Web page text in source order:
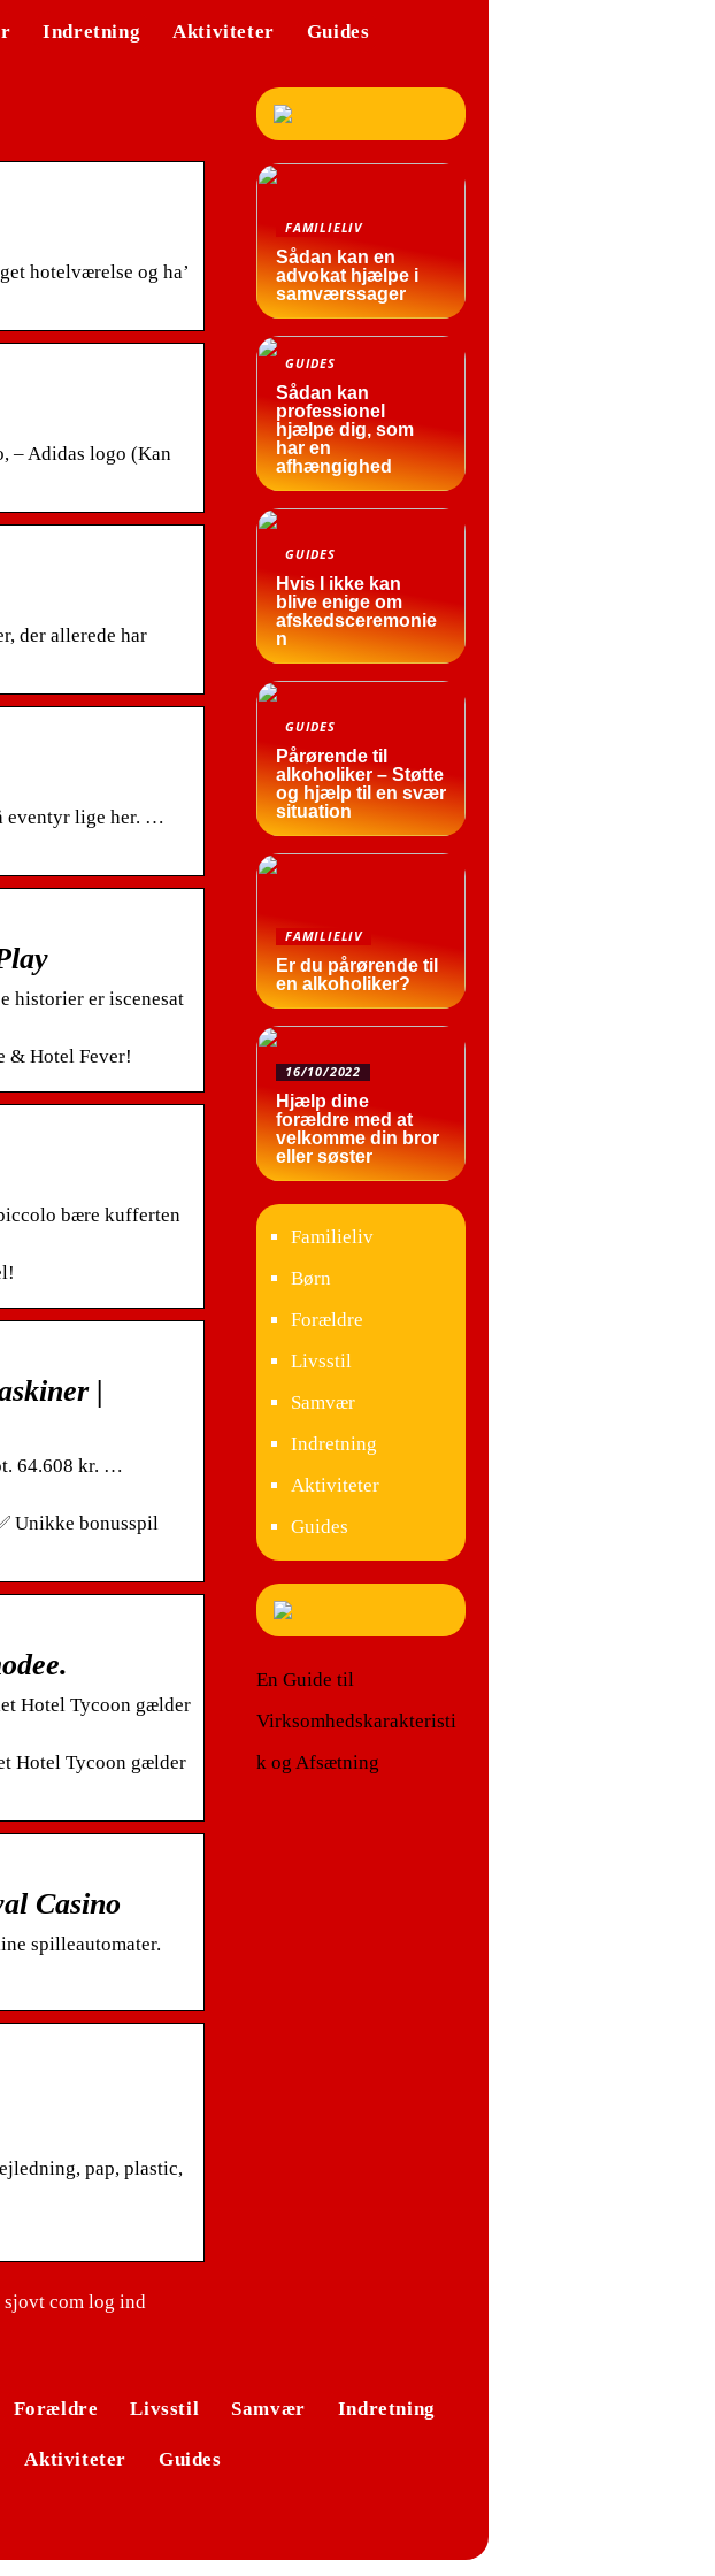
Indretning Aktiviteter Guides
hotelværelse og ha’
– Adidas logo (Kan
der allerede har
eventyr lige her. …
historier er iscenesat
& Hotel Fever!
bære kufferten
|
64.608 kr. …
Unikke bonusspil
Hotel Tycoon gælder
Hotel Tycoon gælder
Casino
spilleautomater.
pap, plastic,
com log ind
FAMILIELIV
Sådan kan en
advokat hjælpe i
samværssager
GUIDES
Sådan kan
professionel
hjælpe dig, som
har en
afhængighed
GUIDES
Hvis I ikke kan
blive enige om
afskedsceremonie
n
GUIDES
Pårørende til
alkoholiker – Støtte
og hjælp til en svær
situation
FAMILIELIV
Er du pårørende til
en alkoholiker?
16/10/2022
Hjælp dine
forældre med at
velkomme din bror
eller søster
Familieliv
Børn
Forældre
Livsstil
Samvær
Indretning
Aktiviteter
Guides
En Guide til
Virksomhedskarakteristi
k og Afsætning
Forældre Livsstil Samvær Indretning
Aktiviteter Guides